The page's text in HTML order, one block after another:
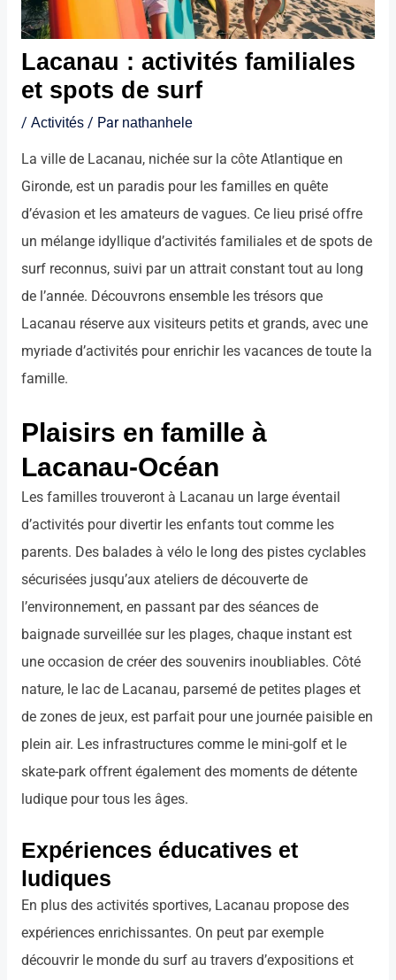
Lacanau : activités familiales
et spots de surf
/ Activités/ Par nathanhele
La ville de Lacanau, nichée sur la côte Atlantique en
Gironde, est un paradis pour les familles en quête
d’évasion et les amateurs de vagues. Ce lieu prisé offre
un mélange idyllique d’activités familiales et de spots de
surf reconnus, suivi par un attrait constant tout au long
de l’année. Découvrons ensemble les trésors que
Lacanau réserve aux visiteurs petits et grands, avec une
myriade d’activités pour enrichir les vacances de toute la
famille.
Plaisirs en famille à
Lacanau-Océan
Les familles trouveront à Lacanau un large éventail
d’activités pour divertir les enfants tout comme les
parents. Des balades à vélo le long des pistes cyclables
sécurisées jusqu’aux ateliers de découverte de
l’environnement, en passant par des séances de
baignade surveillée sur les plages, chaque instant est
une occasion de créer des souvenirs inoubliables. Côté
nature, le lac de Lacanau, parsemé de petites plages et
de zones de jeux, est parfait pour une journée paisible en
plein air. Les infrastructures comme le mini-golf et le
skate-park offrent également des moments de détente
ludique pour tous les âges.
Expériences éducatives et
ludiques
En plus des activités sportives, Lacanau propose des
expériences enrichissantes. On peut par exemple
découvrir le monde du surf au travers d’expositions et